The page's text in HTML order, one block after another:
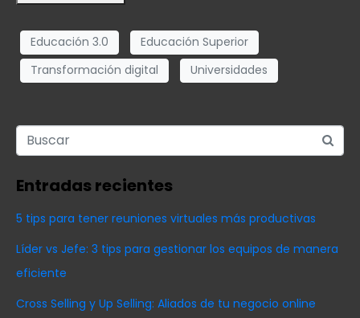
Educación 3.0
Educación Superior
Transformación digital
Universidades
Entradas recientes
5 tips para tener reuniones virtuales más productivas
Líder vs Jefe: 3 tips para gestionar los equipos de manera
eficiente
Cross Selling y Up Selling: Aliados de tu negocio online